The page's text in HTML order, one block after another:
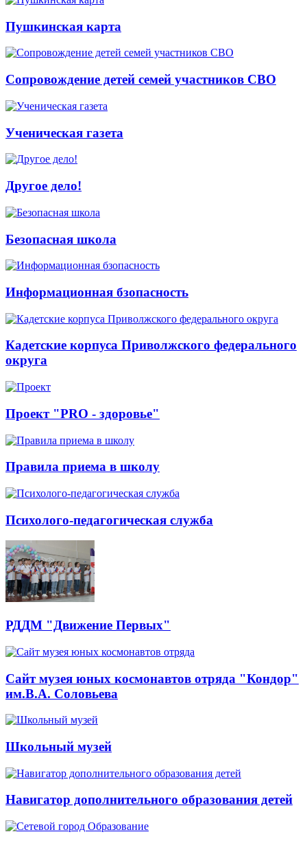
Пушкинская карта
Сопровождение детей семей участников СВО
Ученическая газета
Другое дело!
Безопасная школа
Информационная бзопасность
Кадетские корпуса Приволжского федерального
округа
Проект "PRO - здоровье"
Правила приема в школу
Психолого-педагогическая служба
РДДМ "Движение Первых"
Сайт музея юных космонавтов отряда "Кондор"
им.В.А. Соловьева
Школьный музей
Навигатор дополнительного образования детей